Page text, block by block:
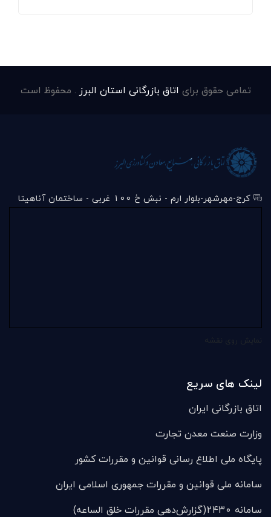
تمامی حقوق برای اتاق بازرگانی استان البرز . محفوظ است
کرج-مهرشهر-بلوار ارم - نبش خ 100 غربی - ساختمان آناهیتا
لینک های سریع
اتاق بازرگانی ایران
وزارت صنعت معدن تجارت
پایگاه ملی اطلاع رسانی قوانین و مقررات کشور
سامانه ملی قوانين و مقررات جمهوری اسلامی ایران
سامانه ۲۴۳۰(گزارش‌دهی مقررات خلق الساعه)